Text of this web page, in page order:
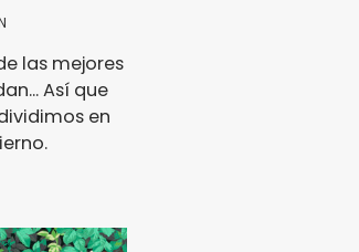
las mejores
Así que
en